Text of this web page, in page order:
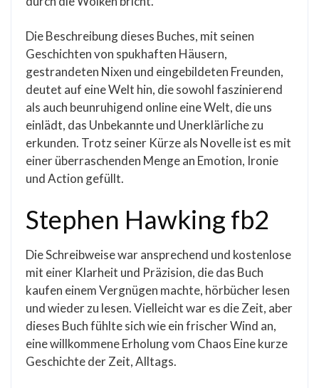
Die Beschreibung dieses Buches, mit seinen
Geschichten von spukhaften Häusern,
gestrandeten Nixen und eingebildeten Freunden,
deutet auf eine Welt hin, die sowohl faszinierend
als auch beunruhigend online eine Welt, die uns
einlädt, das Unbekannte und Unerklärliche zu
erkunden. Trotz seiner Kürze als Novelle ist es mit
einer überraschenden Menge an Emotion, Ironie
und Action gefüllt.
Stephen Hawking fb2
Die Schreibweise war ansprechend und kostenlose
mit einer Klarheit und Präzision, die das Buch
kaufen einem Vergnügen machte, hörbücher lesen
und wieder zu lesen. Vielleicht war es die Zeit, aber
dieses Buch fühlte sich wie ein frischer Wind an,
eine willkommene Erholung vom Chaos Eine kurze
Geschichte der Zeit, Alltags.